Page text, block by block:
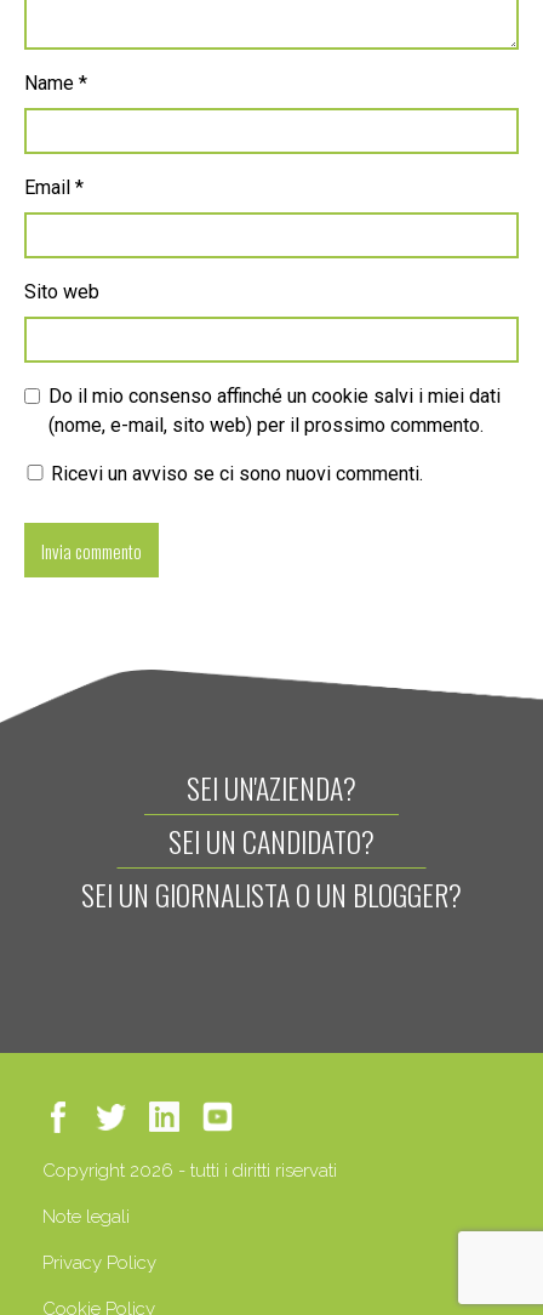
Name *
Email *
Sito web
Do il mio consenso affinché un cookie salvi i miei dati
(nome, e-mail, sito web) per il prossimo commento.
Ricevi un avviso se ci sono nuovi commenti.
SEI UN'AZIENDA?
SEI UN CANDIDATO?
SEI UN GIORNALISTA O UN BLOGGER?
Copyright 2026 - tutti i diritti riservati
Note legali
Privacy Policy
Cookie Policy